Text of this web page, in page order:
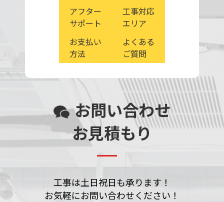
アフター
サポート
工事対応
エリア
お支払い
方法
よくある
ご質問
お問い合わせ
お見積もり
工事は土日祝日も承ります！
お気軽にお問い合わせください！